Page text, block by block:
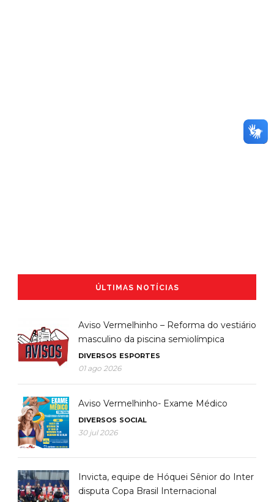
ÚLTIMAS NOTÍCIAS
Aviso Vermelhinho – Reforma do vestiário
masculino da piscina semiolímpica
DIVERSOS ESPORTES
01 ago 2026
Aviso Vermelhinho- Exame Médico
DIVERSOS SOCIAL
30 jul 2026
Invicta, equipe de Hóquei Sênior do Inter
disputa Copa Brasil Internacional